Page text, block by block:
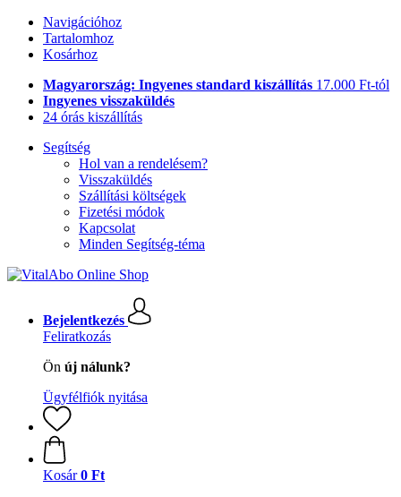
Navigációhoz
Tartalomhoz
Kosárhoz
Magyarország: Ingyenes standard kiszállítás 17.000 Ft-tól
Ingyenes visszaküldés
24 órás kiszállítás
Segítség
Hol van a rendelésem?
Visszaküldés
Szállítási költségek
Fizetési módok
Kapcsolat
Minden Segítség-téma
Bejelentkezés
Feliratkozás
Ön új nálunk?
Ügyfélfiók nyitása
Kosár 0 Ft